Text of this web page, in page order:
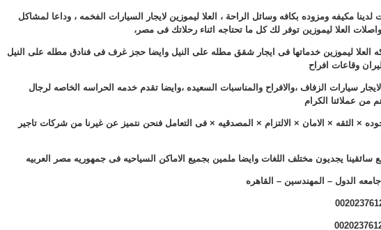
لدينا مكيفه ومزوده بكافه وسائل الراحة ، العلا ليموزين لايجار السيارات الفخمه ، وداعا لمشاكل
العلا ليموزين توفر لك كل ما تحتاجه اثناء رحلاتك فى مصر،
العلا ليموزين خدماتها فى ايجار شقق مطله على النيل وايضا حجز غرف فى فنادق مطله على النيل
وقاعات افراح
لايجار سيارات الزفاف ،والافراح والمناسبات السعيده ،وايضا تقدم خدمه الحراسه الخاصه لرجال
من عملائنا الكرام
× الثقه × الامان × الالتزام × المصدقيه × فى التعامل فنحن نتميز عن غيرنا من شركات تاجير
سائقينا يجديون مختلف اللغات وايضا ملمين بجميع الاماكن السياحيه فى جمهوريه مصر العربيه